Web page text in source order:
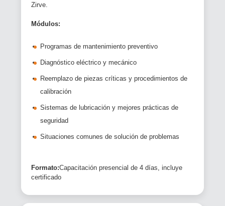
Zirve.
Módulos:
Programas de mantenimiento preventivo
Diagnóstico eléctrico y mecánico
Reemplazo de piezas críticas y procedimientos de
calibración
Sistemas de lubricación y mejores prácticas de
seguridad
Situaciones comunes de solución de problemas
Formato:Capacitación presencial de 4 días, incluye
certificado